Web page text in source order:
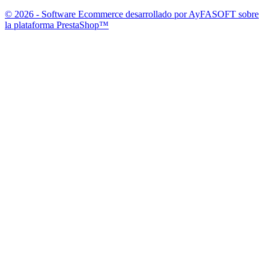
© 2026 - Software Ecommerce desarrollado por AyFASOFT sobre
la plataforma PrestaShop™